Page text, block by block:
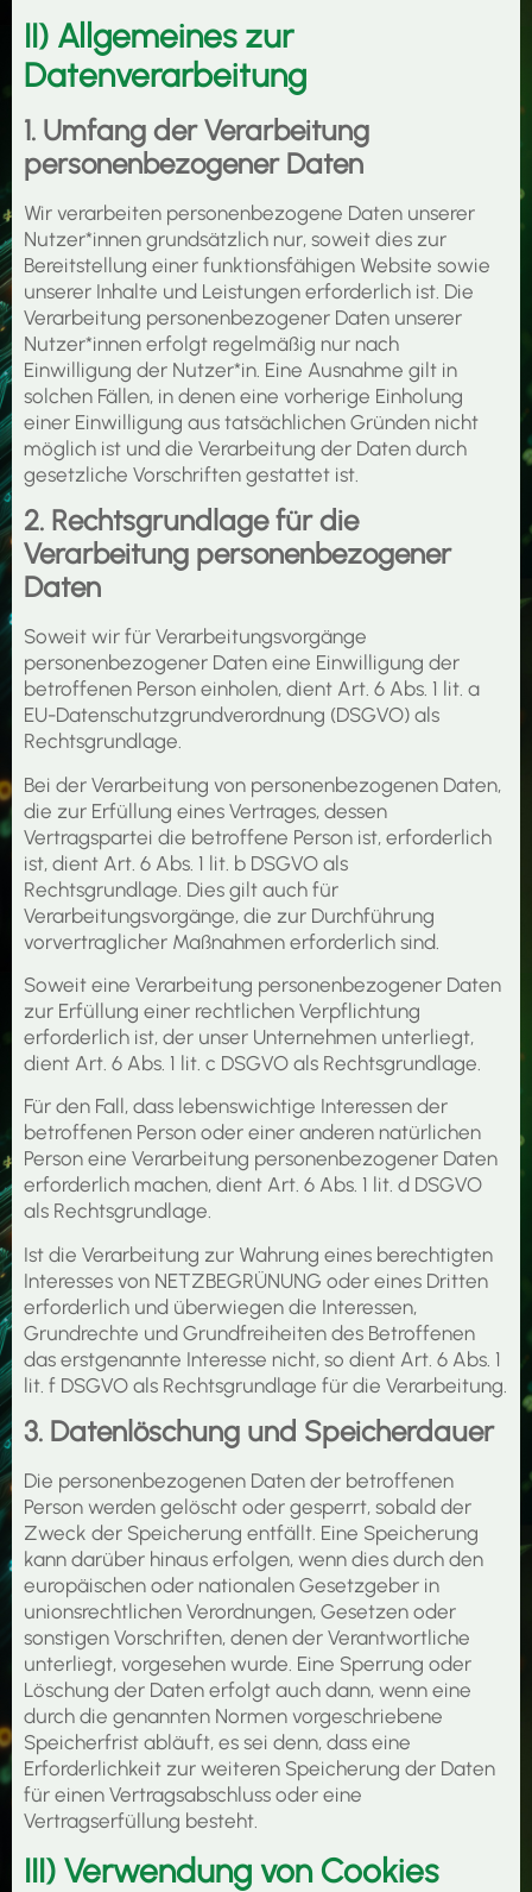
II) Allgemeines zur
Datenverarbeitung
1. Umfang der Verarbeitung
personenbezogener Daten
Wir verarbeiten personenbezogene Daten unserer
Nutzer*innen grundsätzlich nur, soweit dies zur
Bereitstellung einer funktionsfähigen Website sowie
unserer Inhalte und Leistungen erforderlich ist. Die
Verarbeitung personenbezogener Daten unserer
Nutzer*innen erfolgt regelmäßig nur nach
Einwilligung der Nutzer*in. Eine Ausnahme gilt in
solchen Fällen, in denen eine vorherige Einholung
einer Einwilligung aus tatsächlichen Gründen nicht
möglich ist und die Verarbeitung der Daten durch
gesetzliche Vorschriften gestattet ist.
2. Rechtsgrundlage für die
Verarbeitung personenbezogener
Daten
Soweit wir für Verarbeitungsvorgänge
personenbezogener Daten eine Einwilligung der
betroffenen Person einholen, dient Art. 6 Abs. 1 lit. a
EU-Datenschutzgrundverordnung (DSGVO) als
Rechtsgrundlage.
Bei der Verarbeitung von personenbezogenen Daten,
die zur Erfüllung eines Vertrages, dessen
Vertragspartei die betroffene Person ist, erforderlich
ist, dient Art. 6 Abs. 1 lit. b DSGVO als
Rechtsgrundlage. Dies gilt auch für
Verarbeitungsvorgänge, die zur Durchführung
vorvertraglicher Maßnahmen erforderlich sind.
Soweit eine Verarbeitung personenbezogener Daten
zur Erfüllung einer rechtlichen Verpflichtung
erforderlich ist, der unser Unternehmen unterliegt,
dient Art. 6 Abs. 1 lit. c DSGVO als Rechtsgrundlage.
Für den Fall, dass lebenswichtige Interessen der
betroffenen Person oder einer anderen natürlichen
Person eine Verarbeitung personenbezogener Daten
erforderlich machen, dient Art. 6 Abs. 1 lit. d DSGVO
als Rechtsgrundlage.
Ist die Verarbeitung zur Wahrung eines berechtigten
Interesses von NETZBEGRÜNUNG oder eines Dritten
erforderlich und überwiegen die Interessen,
Grundrechte und Grundfreiheiten des Betroffenen
das erstgenannte Interesse nicht, so dient Art. 6 Abs. 1
lit. f DSGVO als Rechtsgrundlage für die Verarbeitung.
3. Datenlöschung und Speicherdauer
Die personenbezogenen Daten der betroffenen
Person werden gelöscht oder gesperrt, sobald der
Zweck der Speicherung entfällt. Eine Speicherung
kann darüber hinaus erfolgen, wenn dies durch den
europäischen oder nationalen Gesetzgeber in
unionsrechtlichen Verordnungen, Gesetzen oder
sonstigen Vorschriften, denen der Verantwortliche
unterliegt, vorgesehen wurde. Eine Sperrung oder
Löschung der Daten erfolgt auch dann, wenn eine
durch die genannten Normen vorgeschriebene
Speicherfrist abläuft, es sei denn, dass eine
Erforderlichkeit zur weiteren Speicherung der Daten
für einen Vertragsabschluss oder eine
Vertragserfüllung besteht.
III) Verwendung von Cookies